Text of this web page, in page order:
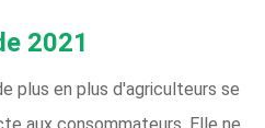
2021
plus en plus d'agriculteurs se